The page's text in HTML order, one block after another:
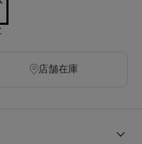
店舗在庫